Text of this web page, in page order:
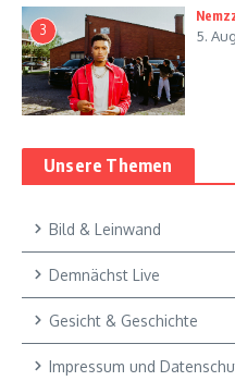
3 5.
Unsere Themen
Bild & Leinwand
Demnächst Live
Gesicht & Geschichte
Impressum und